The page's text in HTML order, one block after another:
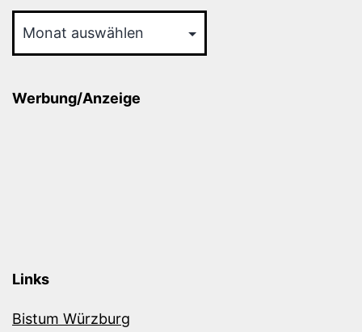
Werbung/Anzeige
Links
Bistum Würzburg